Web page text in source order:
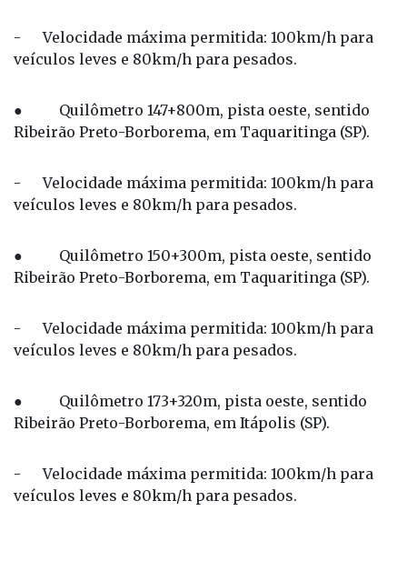
- Velocidade máxima permitida: 100km/h para
veículos leves e 80km/h para pesados.
● Quilômetro 147+800m, pista oeste, sentido
Ribeirão Preto-Borborema, em Taquaritinga (SP).
- Velocidade máxima permitida: 100km/h para
veículos leves e 80km/h para pesados.
● Quilômetro 150+300m, pista oeste, sentido
Ribeirão Preto-Borborema, em Taquaritinga (SP).
- Velocidade máxima permitida: 100km/h para
veículos leves e 80km/h para pesados.
● Quilômetro 173+320m, pista oeste, sentido
Ribeirão Preto-Borborema, em Itápolis (SP).
- Velocidade máxima permitida: 100km/h para
veículos leves e 80km/h para pesados.